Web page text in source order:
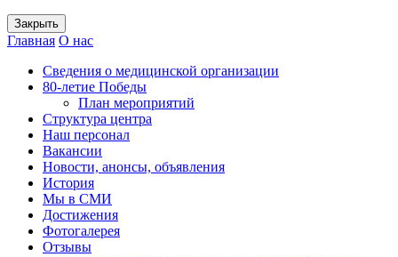
Закрыть
Главная О нас
Сведения о медицинской организации
80-летие Победы
План мероприятий
Структура центра
Наш персонал
Вакансии
Новости, анонсы, объявления
История
Мы в СМИ
Достижения
Фотогалерея
Отзывы